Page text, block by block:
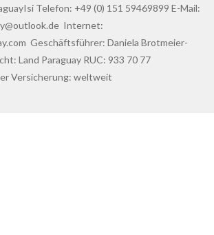
Telefon: +49 (0) 151 59469899 E-Mail:
Internet:
Geschäftsführer: Daniela Brotmeier-
Land Paraguay RUC: 933 70 77
Versicherung: weltweit